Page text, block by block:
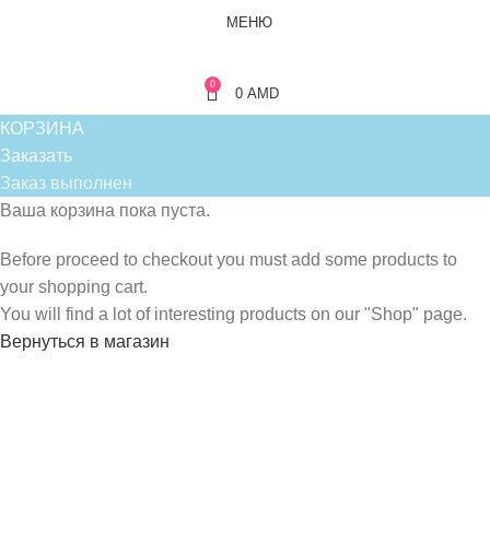
МЕНЮ
0
0 AMD
КОРЗИНА
Заказать
Заказ выполнен
Ваша корзина пока пуста.
Before proceed to checkout you must add some products to
your shopping cart.
You will find a lot of interesting products on our "Shop" page.
Вернуться в магазин